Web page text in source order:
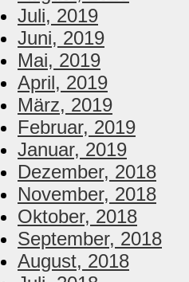
Juli, 2019
Juni, 2019
Mai, 2019
April, 2019
März, 2019
Februar, 2019
Januar, 2019
Dezember, 2018
November, 2018
Oktober, 2018
September, 2018
August, 2018